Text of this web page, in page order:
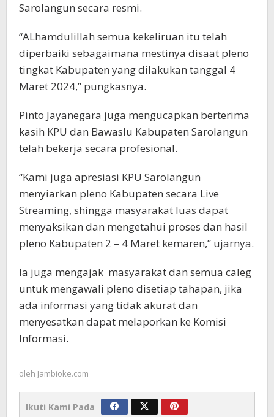
Sarolangun secara resmi.
“ALhamdulillah semua kekeliruan itu telah
diperbaiki sebagaimana mestinya disaat pleno
tingkat Kabupaten yang dilakukan tanggal 4
Maret 2024,” pungkasnya.
Pinto Jayanegara juga mengucapkan berterima
kasih KPU dan Bawaslu Kabupaten Sarolangun
telah bekerja secara profesional.
“Kami juga apresiasi KPU Sarolangun
menyiarkan pleno Kabupaten secara Live
Streaming, shingga masyarakat luas dapat
menyaksikan dan mengetahui proses dan hasil
pleno Kabupaten 2 – 4 Maret kemaren,” ujarnya.
Ia juga mengajak masyarakat dan semua caleg
untuk mengawali pleno disetiap tahapan, jika
ada informasi yang tidak akurat dan
menyesatkan dapat melaporkan ke Komisi
Informasi.
oleh Jambioke.com
Ikuti Kami Pada